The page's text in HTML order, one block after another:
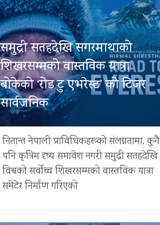
समुद्री सतहदेखि सगरमाथाको
शिखरसम्मको वास्तविक यात्रा
बोकेको ‘रोड टु एभरेस्ट’ को टिजर
सार्वजनिक
नितान्त नेपाली प्राविधिकहरूको संलग्नतामा, कुनै
पनि कृत्रिम दृष्य समावेश नगरी समुद्री सतहदेखि
विश्वको सर्वोच्च शिखरसम्मको वास्तविक यात्रा
समेटेर निर्माण गरिएको